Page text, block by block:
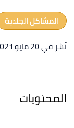
المشاكل الجلدية
نُشر في 20 مايو 2021
المحتويات